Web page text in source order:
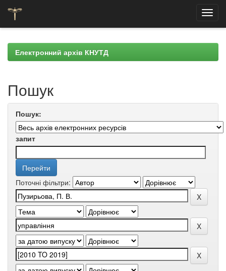
navigationЕлектронний архів КНУТД
Пошук
Пошук:
запит
Поточні фільтри: